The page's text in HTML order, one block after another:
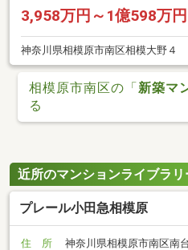
3,958万円～1億598万円
神奈川県相模原市南区相模大野４
相模原市南区の「新築マ
る
近所のマンションライブラリ
プレール小田急相模原
住 所
神奈川県相模原市南区南